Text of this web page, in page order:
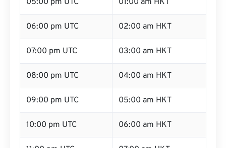
05:00 pm UTC 01:00 am HKT
06:00 pm UTC 02:00 am HKT
07:00 pm UTC 03:00 am HKT
08:00 pm UTC 04:00 am HKT
09:00 pm UTC 05:00 am HKT
10:00 pm UTC 06:00 am HKT